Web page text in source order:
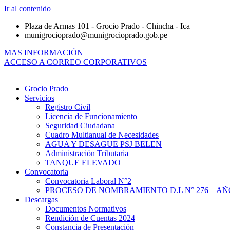
Ir al contenido
Plaza de Armas 101 - Grocio Prado - Chincha - Ica
munigrocioprado@munigrocioprado.gob.pe
MAS INFORMACIÓN
ACCESO A CORREO CORPORATIVOS
Grocio Prado
Servicios
Registro Civil
Licencia de Funcionamiento
Seguridad Ciudadana
Cuadro Multianual de Necesidades
AGUA Y DESAGUE PSJ BELEN
Administración Tributaria
TANQUE ELEVADO
Convocatoria
Convocatoria Laboral N°2
PROCESO DE NOMBRAMIENTO D.L N° 276 –
Descargas
Documentos Normativos
Rendición de Cuentas 2024
Constancia de Presentación